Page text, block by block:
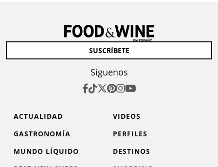
SUSCRÍBETE
Síguenos
ACTUALIDAD
VIDEOS
GASTRONOMÍA
PERFILES
MUNDO LÍQUIDO
DESTINOS